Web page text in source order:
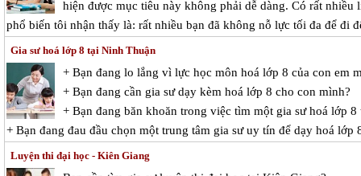
hiện được mục tiêu này không phải dễ dàng. Có rất
phổ biến tôi nhận thấy là: rất nhiều bạn đã không nỗ lực tối đa để đi
Gia sư hoá lớp 8 tại Ninh Thuận
+ Bạn đang lo lắng vì lực học môn hoá lớp 8 của con em
+ Bạn đang cần gia sư dạy kèm hoá lớp 8 cho con mình?
+ Bạn đang băn khoăn trong việc tìm một gia sư hoá lớp 8
+ Bạn đang đau đầu chọn một trung tâm gia sư uy tín để dạy hoá lớp
Luyện thi đại học - Kiên Giang